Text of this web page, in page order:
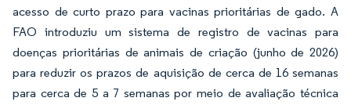
acesso de curto prazo para vacinas prioritárias de gado. A
FAO introduziu um sistema de registro de vacinas para
doenças prioritárias de animais de criação (junho de 2026)
para reduzir os prazos de aquisição de cerca de 16 semanas
para cerca de 5 a 7 semanas por meio de avaliação técnica